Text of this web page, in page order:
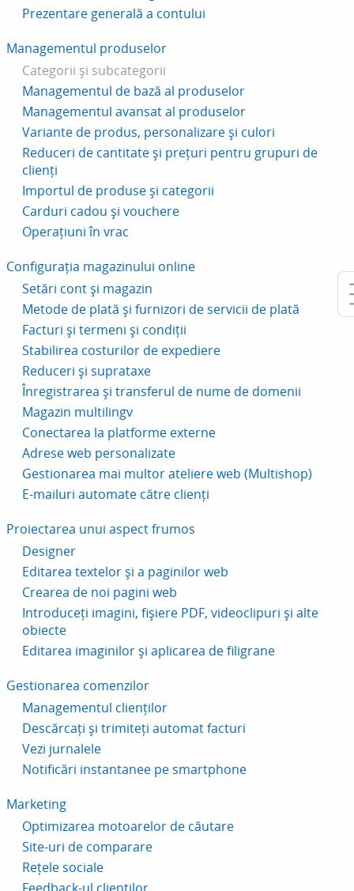
Prezentare generală a contului
Managementul produselor
Categorii și subcategorii
Managementul de bază al produselor
Managementul avansat al produselor
Variante de produs, personalizare și culori
Reduceri de cantitate și prețuri pentru grupuri de
clienți
Importul de produse și categorii
Carduri cadou și vouchere
Operațiuni în vrac
Configurația magazinului online
Setări cont și magazin
Metode de plată și furnizori de servicii de plată
Facturi și termeni și condiții
Stabilirea costurilor de expediere
Reduceri și suprataxe
Înregistrarea și transferul de nume de domenii
Magazin multilingv
Conectarea la platforme externe
Adrese web personalizate
Gestionarea mai multor ateliere web (Multishop)
E-mailuri automate către clienți
Proiectarea unui aspect frumos
Designer
Editarea textelor și a paginilor web
Crearea de noi pagini web
Introduceți imagini, fișiere PDF, videoclipuri și alte
obiecte
Editarea imaginilor și aplicarea de filigrane
Gestionarea comenzilor
Managementul clienților
Descărcați și trimiteți automat facturi
Vezi jurnalele
Notificări instantanee pe smartphone
Marketing
Optimizarea motoarelor de căutare
Site-uri de comparare
Rețele sociale